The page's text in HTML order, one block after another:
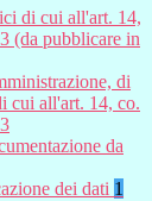
di cui all'art. 14,
(da pubblicare in
di
cui all'art. 14, co.
da
dei dati 1